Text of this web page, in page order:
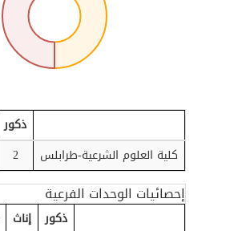
ذكور
كلية العلوم الشرعية-طرابلس
2
إحصائيات الوحدات الفرعية
ذكور إناث